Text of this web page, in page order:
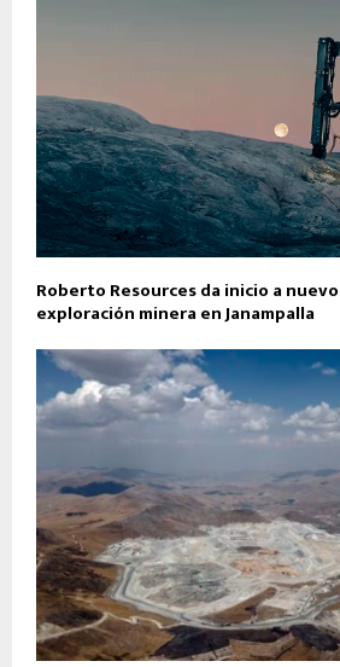
Roberto Resources da inicio a
exploración minera en Janampalla